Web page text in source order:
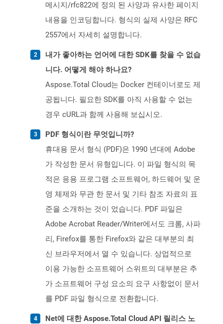
메시지/rfc822에 정의 된 사양과 유사한 페이지
내용을 인코딩합니다. 형식의 실제 사양은 RFC
2557에서 자세히 설명합니다.
내가 좋아하는 언어에 대한 SDK를 찾을 수 없습
니다. 어떻게 해야 하나요?
Aspose.Total Cloud는 Docker 컨테이너로도 제
공됩니다. 필요한 SDK를 아직 사용할 수 없는
경우 cURL과 함께 사용해 보십시오.
PDF 형식이란 무엇입니까?
휴대용 문서 형식 (PDF)은 1990 년대에 Adobe
가 작성한 문서 유형입니다. 이 파일 형식의 목
적은 응용 프로그램 소프트웨어, 하드웨어 및 운
영 체제와 무관 한 문서 및 기타 참조 자료의 표
준을 소개하는 것이 었습니다. PDF 파일은
Adobe Acrobat Reader/Writer에서도 크롬, 사파
리, Firefox를 통한 Firefox와 같은 대부분의 최
신 브라우저에서 열 수 있습니다. 상업적으로
이용 가능한 소프트웨어 스위트의 대부분은 추
가 소프트웨어 구성 요소의 요구 사항없이 문서
를 PDF 파일 형식으로 전환합니다.
Net에 대한 Aspose.Total Cloud API 릴리스 노